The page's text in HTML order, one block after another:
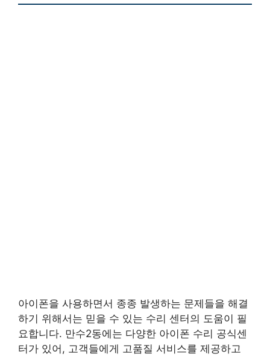
아이폰을 사용하면서 종종 발생하는 문제들을 해결
하기 위해서는 믿을 수 있는 수리 센터의 도움이 필
요합니다. 만수2동에는 다양한 아이폰 수리 공식센
터가 있어, 고객들에게 고품질 서비스를 제공하고